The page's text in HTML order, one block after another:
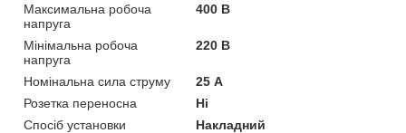
Максимальна робоча
напруга
400 В
Мінімальна робоча
напруга
220 В
Номінальна сила струму
25 А
Розетка переносна
Ні
Спосіб установки
Накладний